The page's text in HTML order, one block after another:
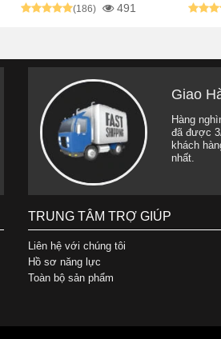
(186) 491
Giao
Hàng
đã được
khách
nhất.
TRUNG TÂM TRỢ GIÚP
Liên hệ với chúng tôi
Hồ sơ năng lực
Toàn bộ sản phẩm